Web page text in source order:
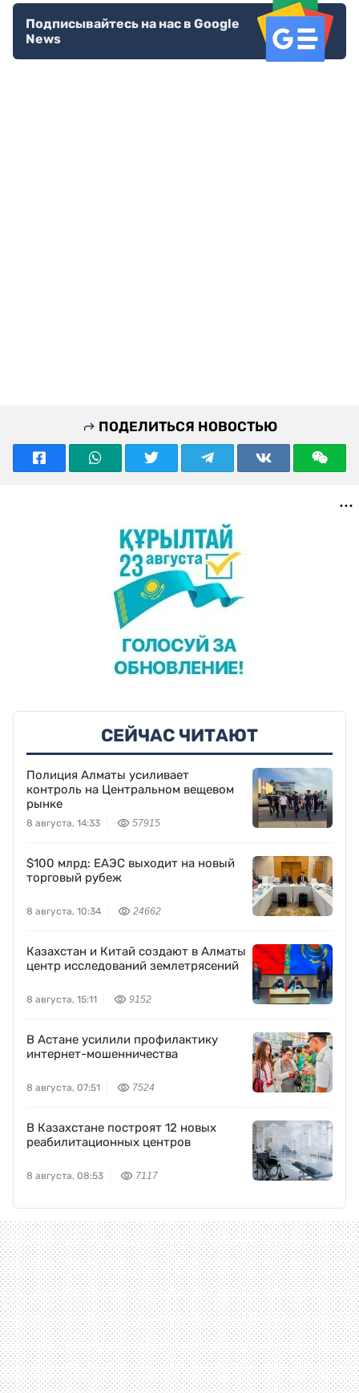
Подписывайтесь на нас в Google
News
ПОДЕЛИТЬСЯ НОВОСТЬЮ
СЕЙЧАС ЧИТАЮТ
Полиция Алматы усиливает
контроль на Центральном вещевом
рынке
8 августа, 14:33 57915
$100 млрд: ЕАЭС выходит на новый
торговый рубеж
8 августа, 10:34 24662
Казахстан и Китай создают в Алматы
центр исследований землетрясений
8 августа, 15:11 9152
В Астане усилили профилактику
интернет-мошенничества
8 августа, 07:51 7524
В Казахстане построят 12 новых
реабилитационных центров
8 августа, 08:53 7117